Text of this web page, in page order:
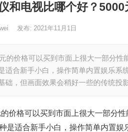
和电视比哪个好？
发布: 2021年11月1日
的价格可以买到市面上很大一部分性
适合新手小白，操作简单内置娱乐系
础，但画面效果会稍好一些的传统投
价格可以买到市面上很大一部分
是适合新手小白，操作简单内置